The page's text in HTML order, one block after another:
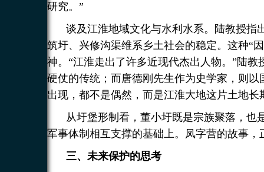
研究。”
谈及江淮地域文化与水利水系。陆教授指
筑圩、兴修沟渠维系乡土社会的稳定。这种“
神。“江淮走出了许多近现代杰出人物。”陆
硬仗的传统；而唐德刚先生作为史学家，则
出现，都不是偶然，而是江淮大地这片土地
从圩堡形制看，董小圩既是宗族聚落，也
军事体制相互支撑的基础上。凤字营的故事
三、未来保护的思考